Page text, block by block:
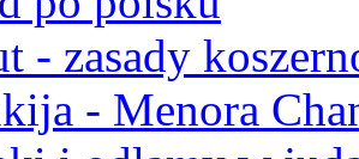
- zasady
- Menora